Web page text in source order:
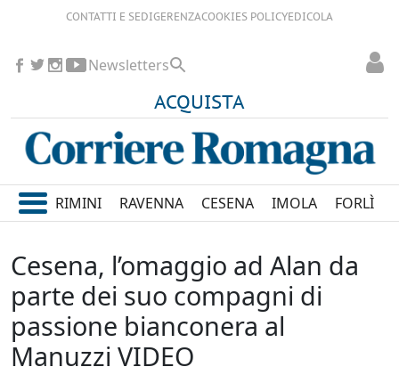
CONTATTI E SEDIGERENZACOOKIES POLICYEDICOLA
ACQUISTA
Newsletters
RIMINI RAVENNA CESENA IMOLA FORLÌ
Cesena, l’omaggio ad Alan da
parte dei suo compagni di
passione bianconera al
Manuzzi VIDEO